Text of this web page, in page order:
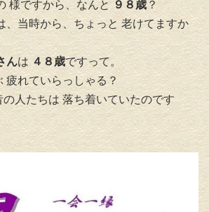
様ですから、なんと ９８歳？
、当時から、ちょっと 老けてますか
んは ４８歳ですって。
疲れていらっしゃる？
人たちは 落ち着いていたのです